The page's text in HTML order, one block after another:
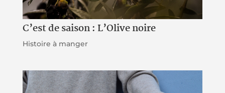
C’est de saison : L’Olive noire
Histoire à manger